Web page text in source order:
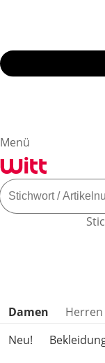
Menü
Damen Herren
Neu!